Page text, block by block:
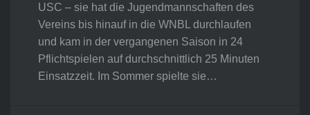
USC – sie hat die Jugendmannschaften des
Vereins bis hinauf in die WNBL durchlaufen
und kam in der vergangenen Saison in 24
Pflichtspielen auf durchschnittlich 25 Minuten
Einsatzzeit. Im Sommer spielte sie…